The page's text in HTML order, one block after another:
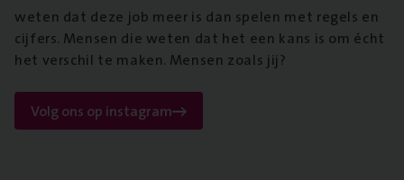
weten dat deze job meer is dan spelen met regels en
cijfers. Mensen die weten dat het een kans is om écht
het verschil te maken. Mensen zoals jij?
Volg ons op instagram